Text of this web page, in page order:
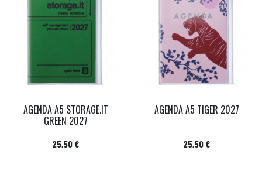
AGENDA A5 STORAGE.IT
GREEN 2027
Prix
25,50 €
AGENDA A5 TIGER 2027
Prix
25,50 €